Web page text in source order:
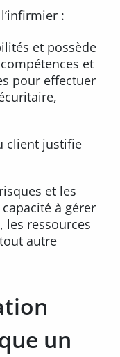
:
et possède
et
pour effectuer
client justifie
et les
à gérer
les ressources
autre
un